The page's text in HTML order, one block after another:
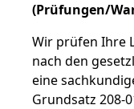
(Prüfungen/
Wir prüfen Ihre
nach den
eine
Grundsatz 208-